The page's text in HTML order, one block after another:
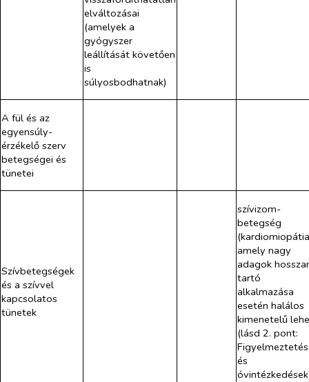
elváltozásai
(amelyek a
gyógyszer
leállítását követően
is
súlyosbodhatnak)
A fül és az
egyensúly-
érzékelő szerv
betegségei és
tünetei
Szívbetegségek
és a szívvel
kapcsolatos
tünetek
szívizom-
betegség
amely nagy
adagok
tartó
alkalmazása
esetén halálos
kimenetelű
(lásd 2. pont:
és